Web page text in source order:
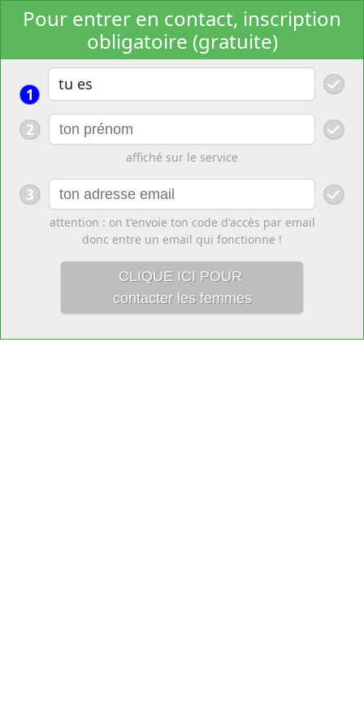
Pour entrer en contact, inscription
obligatoire (gratuite)
2
affiché sur le service
3
attention : on t'envoie ton code d'accès par email
donc entre un email qui fonctionne !
CLIQUE ICI POUR
contacter les femmes